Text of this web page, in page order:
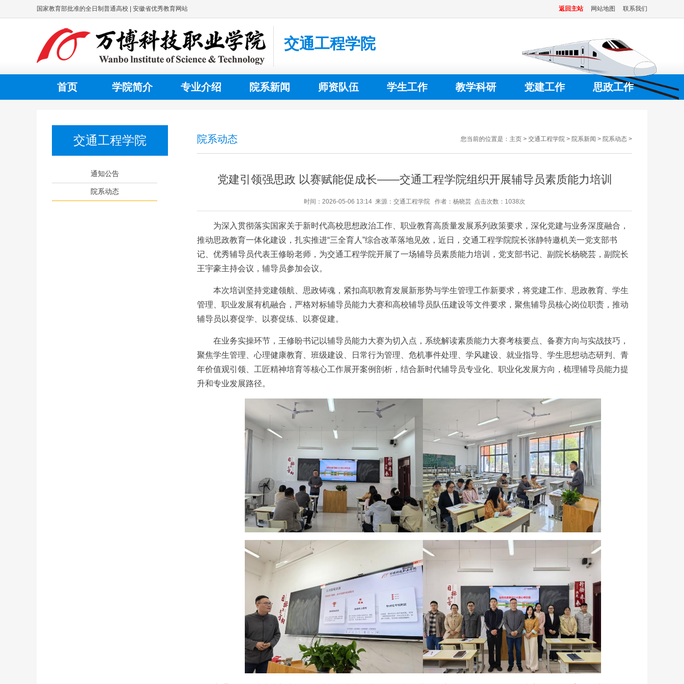
国家教育部批准的全日制普通高校 | 安徽省优秀教育网站 返回主站 网站地图 联系我们
交通工程学院
首页 学院简介 专业介绍 院系新闻 师资队伍 学生工作 教学科研 党建工作 思政工作
交通工程学院
通知公告
院系动态
您当前的位置是： 主页 > 交通工程学院 > 院系新闻 > 院系动态 >
院系动态
党建引领强思政 以赛赋能促成长——交通工程学院组织开展辅导员素质能力培训
时间：2026-05-06 13:14 来源：交通工程学院 作者：杨晓芸 点击次数： 1038次
为深入贯彻落实国家关于新时代高校思想政治工作、职业教育高质量发展系列政策要求，深化党建与业务深度融合，
推动思政教育一体化建设，扎实推进“三全育人”综合改革落地见效，近日，交通工程学院院长张静特邀机关一党支部书
记、优秀辅导员代表王修盼老师，为交通工程学院开展了一场辅导员素质能力培训，党支部书记、副院长杨晓芸，副院长
王宇豪主持会议，辅导员参加会议。
本次培训坚持党建领航、思政铸魂，紧扣高职教育发展新形势与学生管理工作新要求，将党建工作、思政教育、学生
管理、职业发展有机融合，严格对标辅导员能力大赛和高校辅导员队伍建设等文件要求，聚焦辅导员核心岗位职责，推动
辅导员以赛促学、以赛促练、以赛促建。
在业务实操环节，王修盼书记以辅导员能力大赛为切入点，系统解读素质能力大赛考核要点、备赛方向与实战技巧，
聚焦学生管理、心理健康教育、班级建设、日常行为管理、危机事件处理、学风建设、就业指导、学生思想动态研判、青
年价值观引领、工匠精神培育等核心工作展开案例剖析，结合新时代辅导员专业化、职业化发展方向，梳理辅导员能力提
升和专业发展路径。